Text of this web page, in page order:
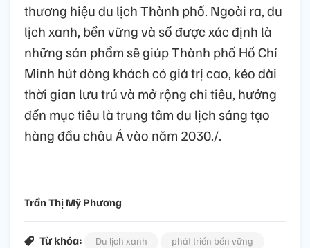
thương hiệu du lịch Thành phố. Ngoài ra, du
lịch xanh, bền vững và số được xác định là
những sản phẩm sẽ giúp Thành phố Hồ Chí
Minh hút dòng khách có giá trị cao, kéo dài
thời gian lưu trú và mở rộng chi tiêu, hướng
đến mục tiêu là trung tâm du lịch sáng tạo
hàng đầu châu Á vào năm 2030./.
Trần Thị Mỹ Phương
Từ khóa: Du lịch xanh phát triển bền vững